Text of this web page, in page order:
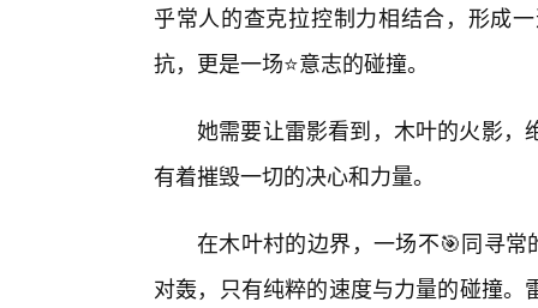
乎常人的查克拉控制力相结合，形成
抗，更是一场⭐意志的碰撞。
她需要让雷影看到，木叶的火影，
有着摧毁一切的决心和力量。
在木叶村的边界，一场不🎯同寻常
对轰，只有纯粹的速度与力量的碰撞